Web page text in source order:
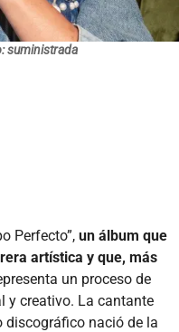
suministrada
Perfecto”, un álbum que
artística y que, más
un proceso de
y creativo. La cantante
discográfico nació de la